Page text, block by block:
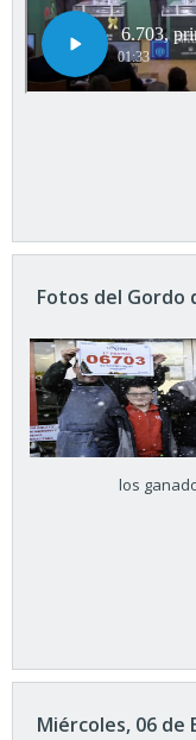
Fotos del Gordo
los
Miércoles, 06 de